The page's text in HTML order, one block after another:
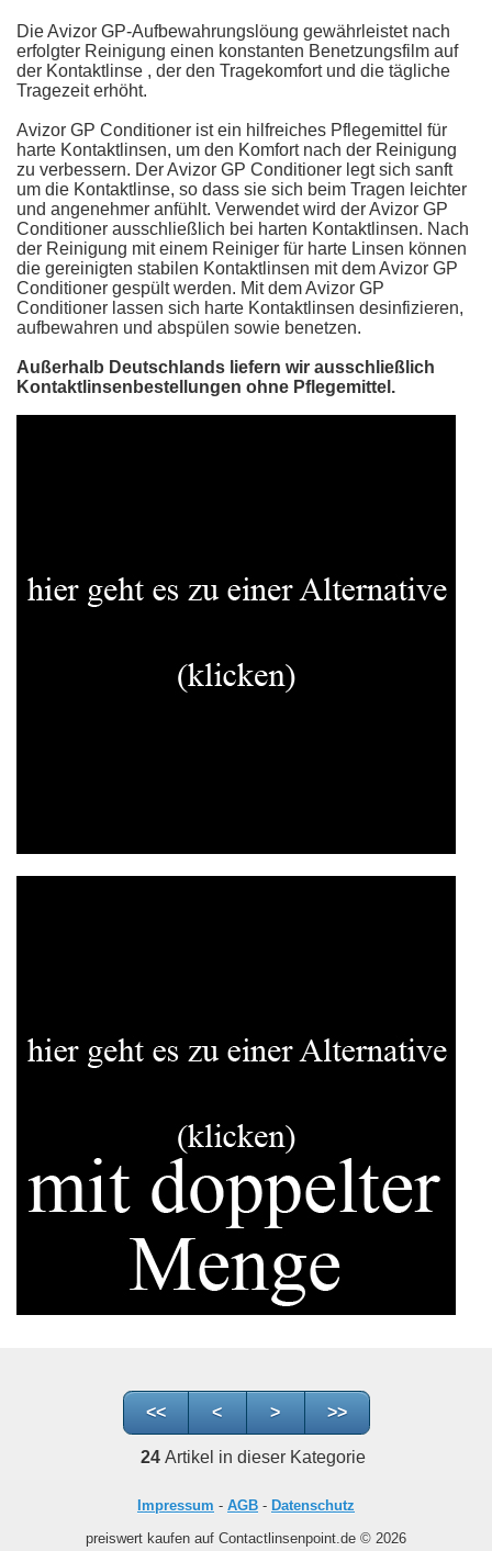
Die Avizor GP-Aufbewahrungslöung gewährleistet nach
erfolgter Reinigung einen konstanten Benetzungsfilm auf
der Kontaktlinse , der den Tragekomfort und die tägliche
Tragezeit erhöht.
Avizor GP Conditioner ist ein hilfreiches Pflegemittel für
harte Kontaktlinsen, um den Komfort nach der Reinigung
zu verbessern. Der Avizor GP Conditioner legt sich sanft
um die Kontaktlinse, so dass sie sich beim Tragen leichter
und angenehmer anfühlt. Verwendet wird der Avizor GP
Conditioner ausschließlich bei harten Kontaktlinsen. Nach
der Reinigung mit einem Reiniger für harte Linsen können
die gereinigten stabilen Kontaktlinsen mit dem Avizor GP
Conditioner gespült werden. Mit dem Avizor GP
Conditioner lassen sich harte Kontaktlinsen desinfizieren,
aufbewahren und abspülen sowie benetzen.
Außerhalb Deutschlands liefern wir ausschließlich
Kontaktlinsenbestellungen ohne Pflegemittel.
<< < > >>
24Artikel in dieser Kategorie
Impressum - AGB - Datenschutz
preiswert kaufen auf Contactlinsenpoint.de © 2026